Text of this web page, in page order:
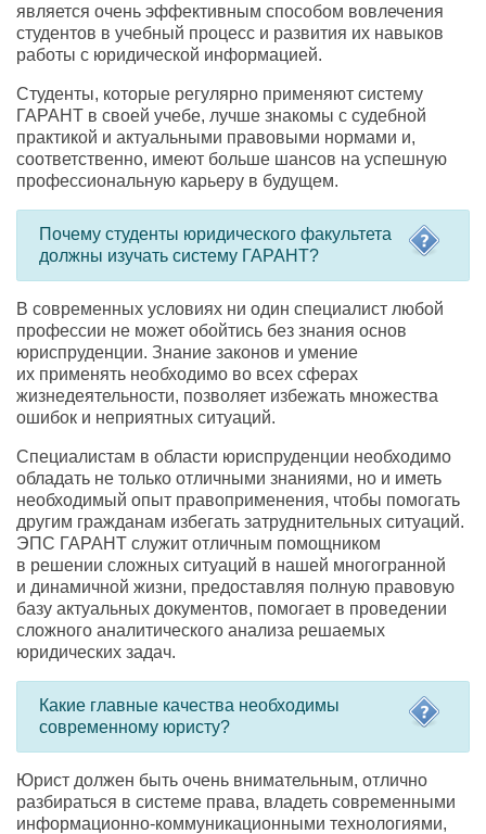
является очень эффективным способом вовлечения
студентов в учебный процесс и развития их навыков
работы с юридической информацией.
Студенты, которые регулярно применяют систему
ГАРАНТ в своей учебе, лучше знакомы с судебной
практикой и актуальными правовыми нормами и,
соответственно, имеют больше шансов на успешную
профессиональную карьеру в будущем.
Почему студенты юридического факультета
должны изучать систему ГАРАНТ?
В современных условиях ни один специалист любой
профессии не может обойтись без знания основ
юриспруденции. Знание законов и умение
их применять необходимо во всех сферах
жизнедеятельности, позволяет избежать множества
ошибок и неприятных ситуаций.
Специалистам в области юриспруденции необходимо
обладать не только отличными знаниями, но и иметь
необходимый опыт правоприменения, чтобы помогать
другим гражданам избегать затруднительных ситуаций.
ЭПС ГАРАНТ служит отличным помощником
в решении сложных ситуаций в нашей многогранной
и динамичной жизни, предоставляя полную правовую
базу актуальных документов, помогает в проведении
сложного аналитического анализа решаемых
юридических задач.
Какие главные качества необходимы
современному юристу?
Юрист должен быть очень внимательным, отлично
разбираться в системе права, владеть современными
информационно-коммуникационными технологиями,